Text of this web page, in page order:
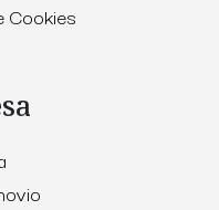
Cookies